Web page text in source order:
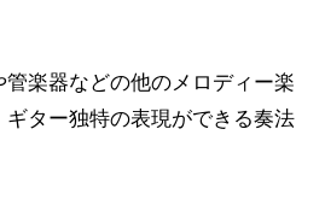
楽器などの他のメロディー楽
ター独特の表現ができる奏法